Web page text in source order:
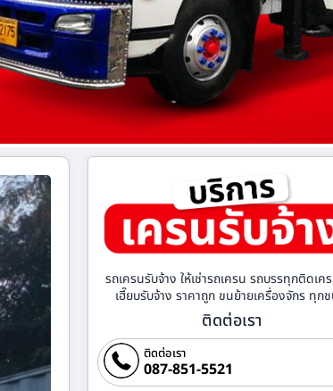
รถเครนรับจ้าง ให้เช่ารถเครน รถบรรทุกติดเค
เฮี๊ยบรับจ้าง ราคาถูก ขนย้ายเครื่องจักร ทุก
ติดต่อเรา
ติดต่อเรา
087-851-5521